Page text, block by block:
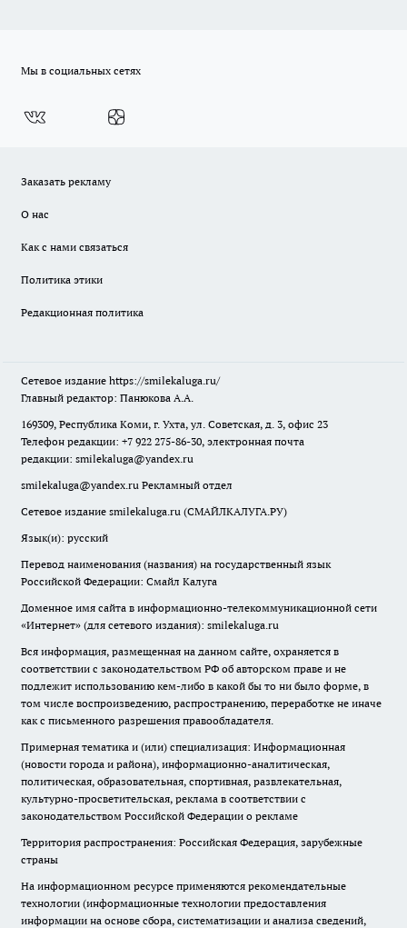
Мы в социальных сетях
Заказать рекламу
О нас
Как с нами связаться
Политика этики
Редакционная политика
Сетевое издание https://smilekaluga.ru/
Главный редактор: Панюкова А.А.
169309, Республика Коми, г. Ухта, ул. Советская, д. 3, офис 23
Телефон редакции: +7 922 275-86-30, электронная почта
редакции: smilekaluga@yandex.ru
smilekaluga@yandex.ru Рекламный отдел
Сетевое издание smilekaluga.ru (СМАЙЛКАЛУГА.РУ)
Язык(и): русский
Перевод наименования (названия) на государственный язык
Российской Федерации: Смайл Калуга
Доменное имя сайта в информационно-телекоммуникационной сети
«Интернет» (для сетевого издания): smilekaluga.ru
Вся информация, размещенная на данном сайте, охраняется в
соответствии с законодательством РФ об авторском праве и не
подлежит использованию кем-либо в какой бы то ни было форме, в
том числе воспроизведению, распространению, переработке не иначе
как с письменного разрешения правообладателя.
Примерная тематика и (или) специализация: Информационная
(новости города и района), информационно-аналитическая,
политическая, образовательная, спортивная, развлекательная,
культурно-просветительская, реклама в соответствии с
законодательством Российской Федерации о рекламе
Территория распространения: Российская Федерация, зарубежные
страны
На информационном ресурсе применяются рекомендательные
технологии (информационные технологии предоставления
информации на основе сбора, систематизации и анализа сведений,